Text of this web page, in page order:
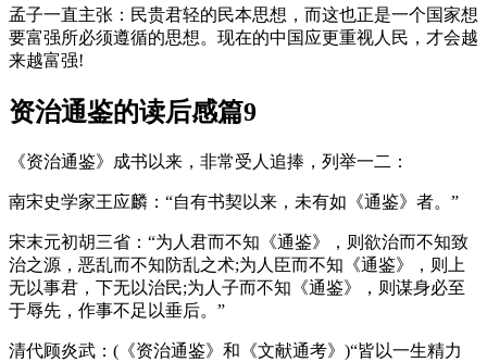
孟子一直主张：民贵君轻的民本思想，而这也正是一个国家想
要富强所必须遵循的思想。现在的中国应更重视人民，才会越
来越富强!
资治通鉴的读后感篇9
《资治通鉴》成书以来，非常受人追捧，列举一二：
南宋史学家王应麟：“自有书契以来，未有如《通鉴》者。”
宋末元初胡三省：“为人君而不知《通鉴》，则欲治而不知致
治之源，恶乱而不知防乱之术;为人臣而不知《通鉴》，则上
无以事君，下无以治民;为人子而不知《通鉴》，则谋身必至
于辱先，作事不足以垂后。”
清代顾炎武：(《资治通鉴》和《文献通考》)“皆以一生精力